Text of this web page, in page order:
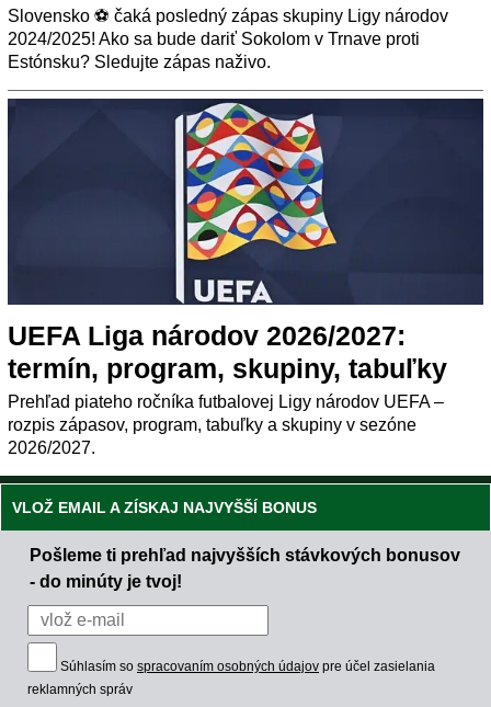
Slovensko ⚽ čaká posledný zápas skupiny Ligy národov
2024/2025! Ako sa bude dariť Sokolom v Trnave proti
Estónsku? Sledujte zápas naživo.
UEFA Liga národov 2026/2027:
termín, program, skupiny, tabuľky
Prehľad piateho ročníka futbalovej Ligy národov UEFA –
rozpis zápasov, program, tabuľky a skupiny v sezóne
2026/2027.
VLOŽ EMAIL A ZÍSKAJ NAJVYŠŠÍ BONUS
Pošleme ti prehľad najvyšších stávkových bonusov
- do minúty je tvoj!
Súhlasím so spracovaním osobných údajov pre účel zasielania
reklamných správ